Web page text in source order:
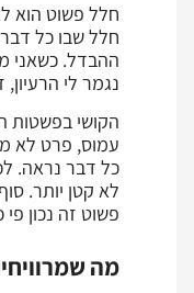
חלל פשוט הוא
חלל שבו כל
ההבדל. כשאני
נגמר לי
הקושי בפשטות
עמוס, פרט לא
כל דבר נראה.
לא קטן יותר.
פשוט זה נכון
מה